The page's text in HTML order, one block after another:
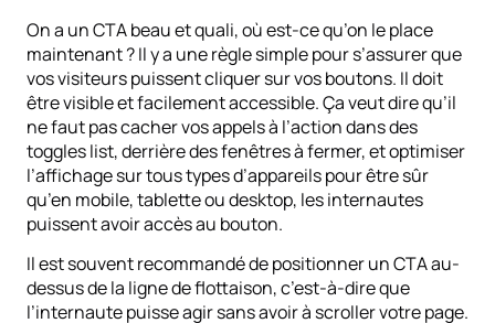
On a un CTA beau et quali, où est-ce qu’on le place
maintenant ? Il y a une règle simple pour s’assurer que
vos visiteurs puissent cliquer sur vos boutons. Il doit
être visible et facilement accessible. Ça veut dire qu’il
ne faut pas cacher vos appels à l’action dans des
toggles list, derrière des fenêtres à fermer, et optimiser
l’affichage sur tous types d’appareils pour être sûr
qu’en mobile, tablette ou desktop, les internautes
puissent avoir accès au bouton.
Il est souvent recommandé de positionner un CTA au-
dessus de la ligne de flottaison, c’est-à-dire que
l’internaute puisse agir sans avoir à scroller votre page.